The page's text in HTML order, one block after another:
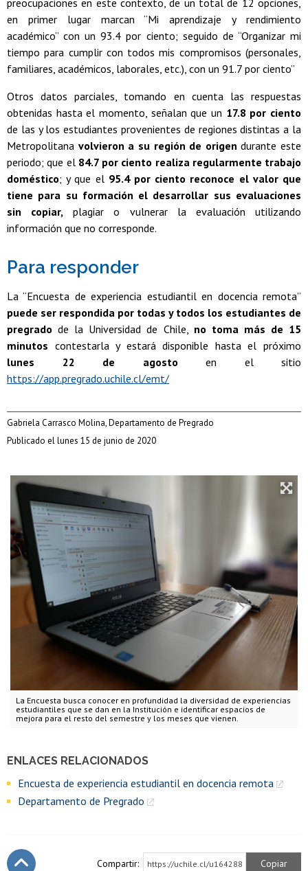
La Encuesta busca conocer en profundidad la diversidad de experiencias
estudiantiles que se dan en la Institución e identificar espacios de
mejora para el resto del semestre y los meses que vienen.
ENLACES RELACIONADOS
Encuesta de experiencia estudiantil en docencia remota
Departamento de Pregrado
en primer lugar marcan “Mi aprendizaje y rendimiento
académico” con un 93.4 por ciento; seguido de “Organizar mi
tiempo para cumplir con todos mis compromisos (personales,
familiares, académicos, laborales, etc.), con un 91.7 por ciento”
Otros datos parciales, tomando en cuenta las respuestas
obtenidas hasta el momento, señalan que un 17.8 por ciento
de las y los estudiantes provenientes de regiones distintas a la
Metropolitana volvieron a su región de origen durante este
periodo; que el 84.7 por ciento realiza regularmente trabajo
doméstico; y que el 95.4 por ciento reconoce el valor que
tiene para su formación el desarrollar sus evaluaciones
sin copiar, plagiar o vulnerar la evaluación utilizando
información que no corresponde.
Para responder
La “Encuesta de experiencia estudiantil en docencia remota”
puede ser respondida por todas y todos los estudiantes de
pregrado de la Universidad de Chile, no toma más de 15
minutos contestarla y estará disponible hasta el próximo
lunes 22 de agosto en el sitio
https://app.pregrado.uchile.cl/emt/
Gabriela Carrasco Molina, Departamento de Pregrado
Publicado el lunes 15 de junio de 2020
Compartir: https://uchile.cl/u164288 Copiar